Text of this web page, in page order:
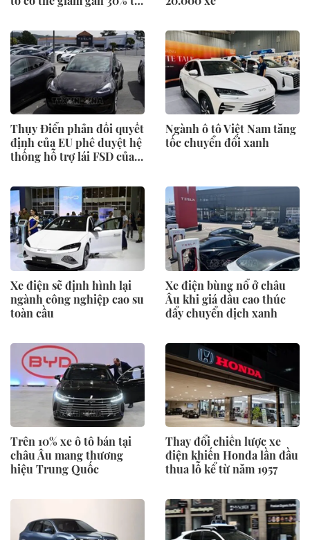
Thụy Điển phản đối quyết
định của EU phê duyệt hệ
thống hỗ trợ lái FSD của
Ngành ô tô Việt Nam tăng
tốc chuyển đổi xanh
Xe điện sẽ định hình lại
ngành công nghiệp cao su
toàn cầu
Xe điện bùng nổ ở châu
Âu khi giá dầu cao thúc
đẩy chuyển dịch xanh
Trên 10% xe ô tô bán tại
châu Âu mang thương
hiệu Trung Quốc
Thay đổi chiến lược xe
điện khiến Honda lần đầu
thua lỗ kể từ năm 1957